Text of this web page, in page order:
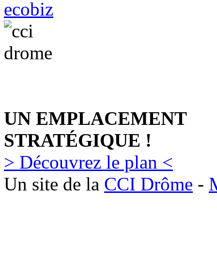
UN EMPLACEMENT
STRATÉGIQUE !
> Découvrez le plan <
Un site de la CCI Drôme -